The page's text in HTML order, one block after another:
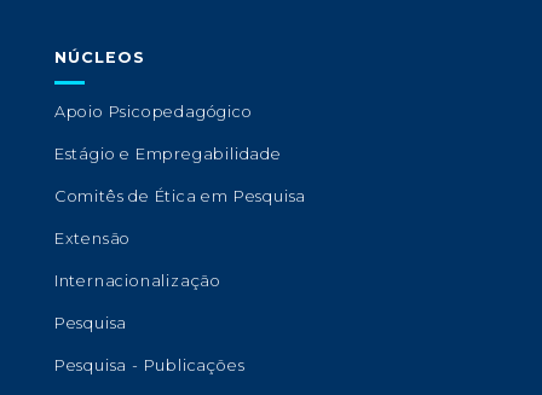
NÚCLEOS
Apoio Psicopedagógico
Estágio e Empregabilidade
Comitês de Ética em Pesquisa
Extensão
Internacionalização
Pesquisa
Pesquisa - Publicações